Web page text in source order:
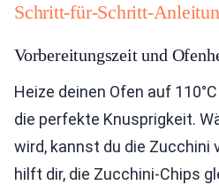
Schritt-für-Schritt-
Vorbereitungszeit und
Heize deinen Ofen auf
die perfekte Knusprigkeit.
wird, kannst du die Zucchini
hilft dir, die Zucchini-Chips